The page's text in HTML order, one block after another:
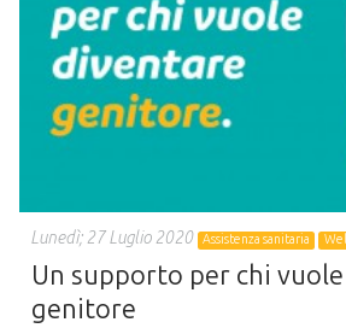
Lunedì; 27 Luglio 2020 Assistenza sanitaria
Un supporto per chi
genitore